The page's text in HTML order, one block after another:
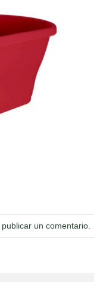
publicar un comentario